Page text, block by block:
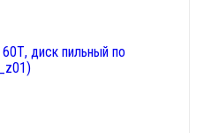
диск пильный по